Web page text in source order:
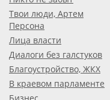
Твои люди, Артем
Персона
Лица власти
Диалоги без галстуков
Благоустройство, ЖКХ
В краевом парламенте
Бизнес